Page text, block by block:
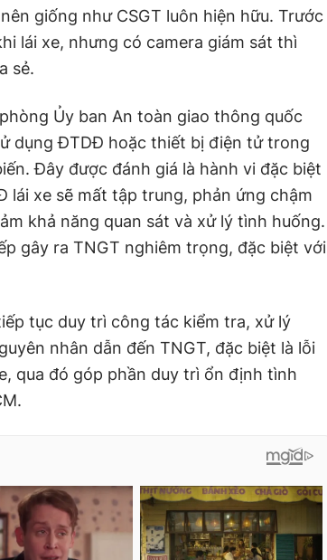
giống như CSGT luôn hiện hữu. Trước
lái xe, nhưng có camera giám sát thì
sẻ.
Ủy ban An toàn giao thông quốc
dụng ĐTDĐ hoặc thiết bị điện tử trong
Đây được đánh giá là hành vi đặc biệt
lái xe sẽ mất tập trung, phản ứng chậm
khả năng quan sát và xử lý tình huống.
gây ra TNGT nghiêm trọng, đặc biệt với
tục duy trì công tác kiểm tra, xử lý
nhân dẫn đến TNGT, đặc biệt là lỗi
qua đó góp phần duy trì ổn định tình